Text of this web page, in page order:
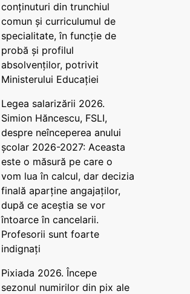
conținuturi din trunchiul
comun și curriculumul de
specialitate, în funcție de
probă și profilul
absolvenților, potrivit
Ministerului Educației
Legea salarizării 2026.
Simion Hăncescu, FSLI,
despre neînceperea anului
școlar 2026-2027: Aceasta
este o măsură pe care o
vom lua în calcul, dar decizia
finală aparține angajaților,
după ce aceștia se vor
întoarce în cancelarii.
Profesorii sunt foarte
indignați
Pixiada 2026. Începe
sezonul numirilor din pix ale